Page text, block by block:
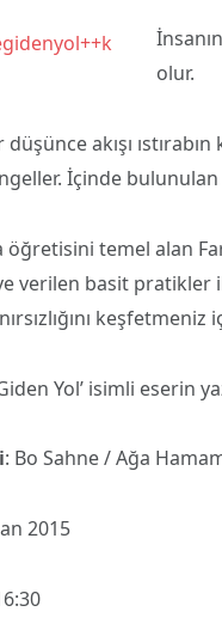
olur.
akışı
İçinde
öğretisini temel alan
verilen basit pratikler
Yol’ isimli eserin
: Bo Sahne / Ağa
2015